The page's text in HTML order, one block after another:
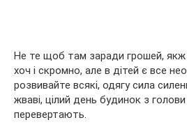
Не те щоб там заради грошей, якж
хоч і скромно, але в дітей є все
розвивайте всякі, одягу сила
жваві, цілий день будинок з
перевертають.